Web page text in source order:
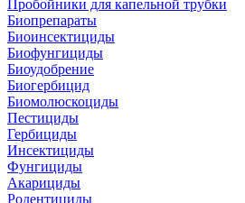
Пробойники для капельной трубки
Биопрепараты
Биоинсектициды
Биофунгициды
Биоудобрение
Биогербицид
Биомолюскоциды
Пестициды
Гербициды
Инсектициды
Фунгициды
Акарициды
Родентициды